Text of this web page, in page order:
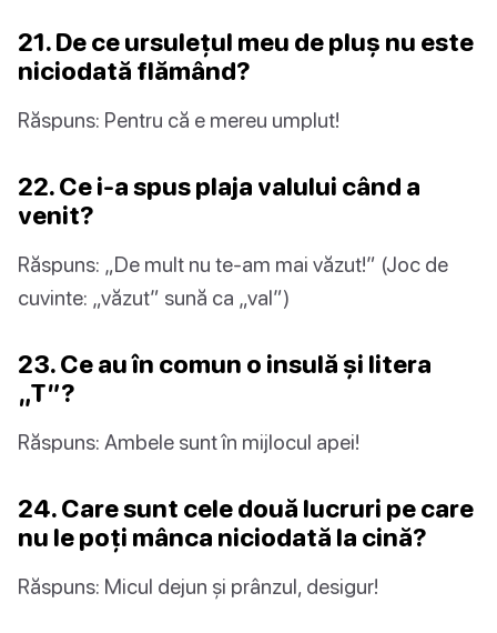
21. De ce ursulețul meu de pluș nu este
niciodată flămând?
Răspuns: Pentru că e mereu umplut!
22. Ce i-a spus plaja valului când a
venit?
Răspuns: „De mult nu te-am mai văzut!” (Joc de
cuvinte: „văzut” sună ca „val”)
23. Ce au în comun o insulă și litera
„T”?
Răspuns: Ambele sunt în mijlocul apei!
24. Care sunt cele două lucruri pe care
nu le poți mânca niciodată la cină?
Răspuns: Micul dejun și prânzul, desigur!